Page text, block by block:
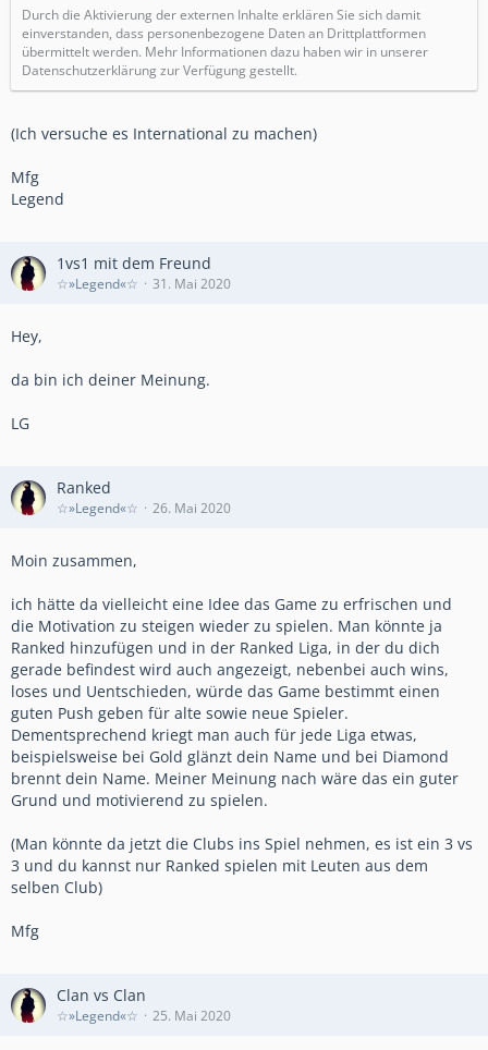
Durch die Aktivierung der externen Inhalte erklären Sie sich damit
einverstanden, dass personenbezogene Daten an Drittplattformen
übermittelt werden. Mehr Informationen dazu haben wir in unserer
Datenschutzerklärung zur Verfügung gestellt.
(Ich versuche es International zu machen)
Mfg
Legend
1vs1 mit dem Freund
☆»Legend«☆ 31. Mai 2020
Hey,
da bin ich deiner Meinung.
LG
Ranked
☆»Legend«☆ 26. Mai 2020
Moin zusammen,
ich hätte da vielleicht eine Idee das Game zu erfrischen und
die Motivation zu steigen wieder zu spielen. Man könnte ja
Ranked hinzufügen und in der Ranked Liga, in der du dich
gerade befindest wird auch angezeigt, nebenbei auch wins,
loses und Uentschieden, würde das Game bestimmt einen
guten Push geben für alte sowie neue Spieler.
Dementsprechend kriegt man auch für jede Liga etwas,
beispielsweise bei Gold glänzt dein Name und bei Diamond
brennt dein Name. Meiner Meinung nach wäre das ein guter
Grund und motivierend zu spielen.
(Man könnte da jetzt die Clubs ins Spiel nehmen, es ist ein 3 vs
3 und du kannst nur Ranked spielen mit Leuten aus dem
selben Club)
Mfg
Clan vs Clan
☆»Legend«☆ 25. Mai 2020